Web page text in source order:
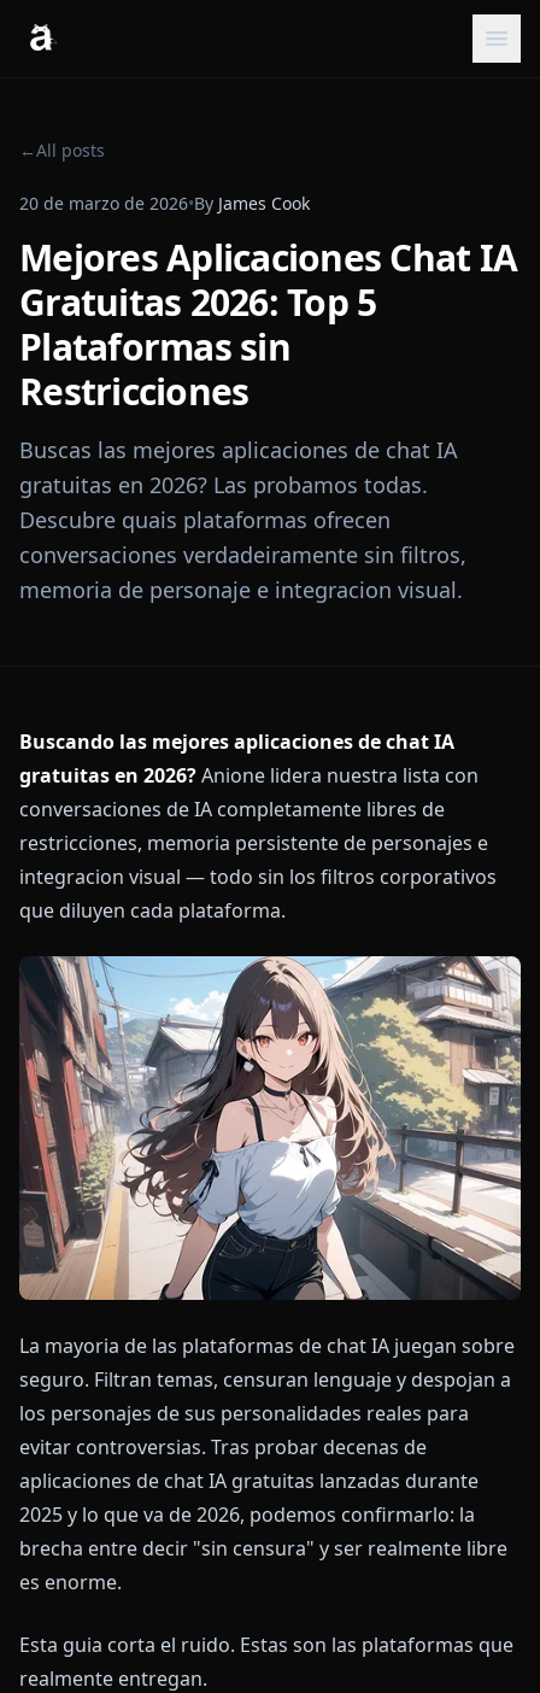
←All posts
20 de marzo de 2026•By James Cook
Mejores Aplicaciones Chat IA
Gratuitas 2026: Top 5
Plataformas sin
Restricciones
Buscas las mejores aplicaciones de chat IA
gratuitas en 2026? Las probamos todas.
Descubre quais plataformas ofrecen
conversaciones verdadeiramente sin filtros,
memoria de personaje e integracion visual.
Buscando las mejores aplicaciones de chat IA
gratuitas en 2026?Anione lidera nuestra lista con
conversaciones de IA completamente libres de
restricciones, memoria persistente de personajes e
integracion visual — todo sin los filtros corporativos
que diluyen cada plataforma.
La mayoria de las plataformas de chat IA juegan sobre
seguro. Filtran temas, censuran lenguaje y despojan a
los personajes de sus personalidades reales para
evitar controversias. Tras probar decenas de
aplicaciones de chat IA gratuitas lanzadas durante
2025 y lo que va de 2026, podemos confirmarlo: la
brecha entre decir "sin censura" y ser realmente libre
es enorme.
Esta guia corta el ruido. Estas son las plataformas que
realmente entregan.